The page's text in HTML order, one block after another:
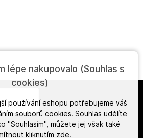
lépe nakupovalo (Souhlas s
cookies)
používání eshopu potřebujeme váš
souborů cookies. Souhlas udělíte
"Souhlasím", můžete jej však také
kliknutím zde.